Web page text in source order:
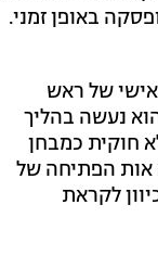
באופן זמני.
של ראש
נעשה בהליך
חוקית כמבחן
אות הפתיחה של
לקראת